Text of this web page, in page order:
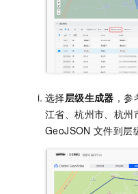
选择层级生成器 ，参
江省、杭州市、杭州
GeoJSON 文件到层